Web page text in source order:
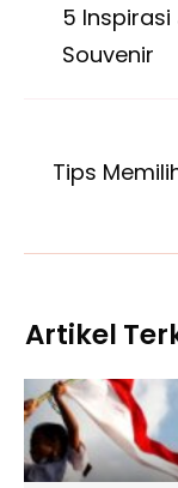
5 Inspirasi
Souvenir
Tips
Artikel